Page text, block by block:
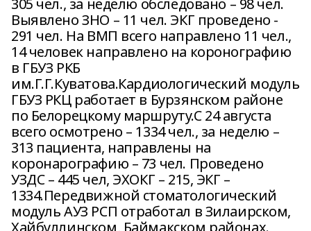
305 чел., за неделю обследовано – 98 чел.
Выявлено ЗНО – 11 чел. ЭКГ проведено -
291 чел. На ВМП всего направлено 11 чел.,
14 человек направлено на коронографию
в ГБУЗ РКБ
им.Г.Г.Куватова.Кардиологический модуль
ГБУЗ РКЦ работает в Бурзянском районе
по Белорецкому маршруту.С 24 августа
всего осмотрено – 1334 чел., за неделю –
313 пациента, направлены на
коронарографию – 73 чел. Проведено
УЗДС – 445 чел, ЭХОКГ – 215, ЭКГ –
1334.Передвижной стоматологический
модуль АУЗ РСП отработал в Зилаирском,
Хайбуллинском, Баймакском районах.